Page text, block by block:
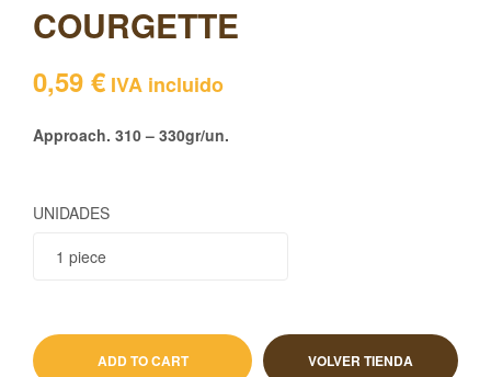
COURGETTE
0,59 € IVA incluido
Approach. 310 – 330gr/un.
UNIDADES
ADD TO CART VOLVER TIENDA